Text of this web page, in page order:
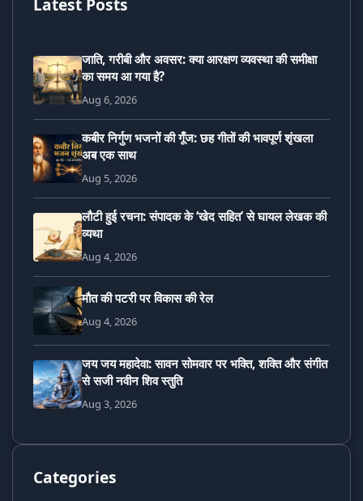
जाति, गरीबी और अवसर: क्या आरक्षण व्यवस्था की समीक्षा
का समय आ गया है?
Aug 6, 2026
कबीर निर्गुण भजनों की गूँज: छह गीतों की भावपूर्ण शृंखला
अब एक साथ
Aug 5, 2026
लौटी हुई रचना: संपादक के ‘खेद सहित’ से घायल लेखक की
व्यथा
Aug 4, 2026
मौत की पटरी पर विकास की रेल
Aug 4, 2026
जय जय महादेवा: सावन सोमवार पर भक्ति, शक्ति और संगीत
से सजी नवीन शिव स्तुति
Aug 3, 2026
Categories